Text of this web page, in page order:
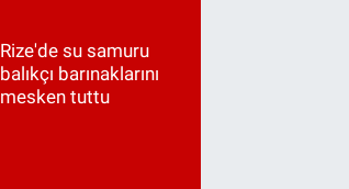
Rize'de su samuru
balıkçı barınaklarını
mesken tuttu